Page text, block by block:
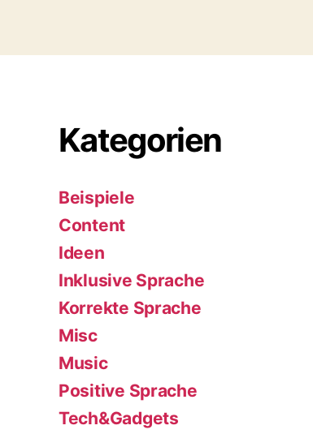
Kategorien
Beispiele
Content
Ideen
Inklusive Sprache
Korrekte Sprache
Misc
Music
Positive Sprache
Tech&Gadgets